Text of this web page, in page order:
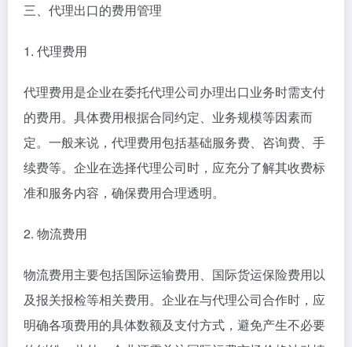
三、代理出口的费用管理
1. 代理费用
代理费用是企业在委托代理公司办理出口业务时需支付
的费用。具体费用根据合同约定、业务规模等因素而
定。一般来说，代理费用包括基础服务费、咨询费、手
续费等。企业在选择代理公司时，应充分了解其收费标
准和服务内容，确保费用合理透明。
2. 物流费用
物流费用主要包括国际运输费用、国际货运保险费用以
及报关报检等相关费用。企业在与代理公司合作时，应
明确各项费用的具体数额及支付方式，避免产生不必要